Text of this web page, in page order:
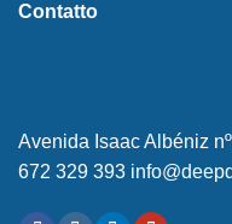
Contatto
Avenida Isaac Albéniz
672 329 393